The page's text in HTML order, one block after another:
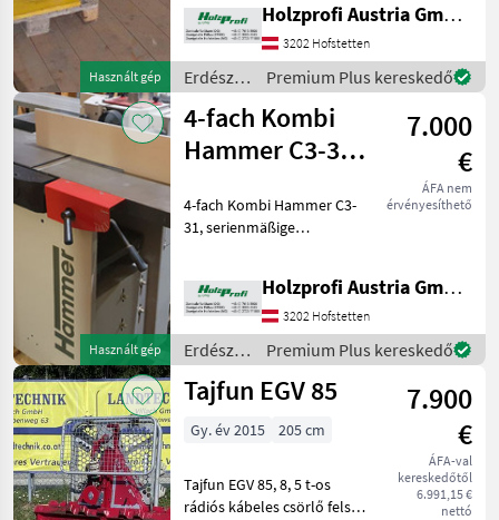
Használt gép
vorbehalten, Irrtümer,
Druck- und Satzfehler
vorbehalten Erdészeti és
faipari gépek Es
Holzprofi Austria GmbH, Zweigstelle NÖ
3202 Hofstetten
Erdészeti
és
faipari
gépek /
Hans
Premium Plus kereskedő
Használt gép
4-fach Kombi
Hammer C3-31
7.000
€
ÁFA nem
érvényesíthető
4-fach Kombi Hammer C3-
31, serienmäßige
kgPreisänderungen
vorbehalten, Irrtümer,
Druck- und Satzfehler
vorbehalten
Holzprofi Austria GmbH, Zweigstelle NÖ
3202 Hofstetten
Erdészeti
és
faipari
Hammer
Premium Plus kereskedő
Tajfun EGV 85
7.900
€
ÁFA-val
kereskedőtől
6.991,15 €
nettó
Gy. év 2015 205 cm
Tajfun EGV 85, 8, 5 t-os
rádiós kábeles csörlő felső